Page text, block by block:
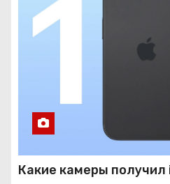
Какие камеры получил